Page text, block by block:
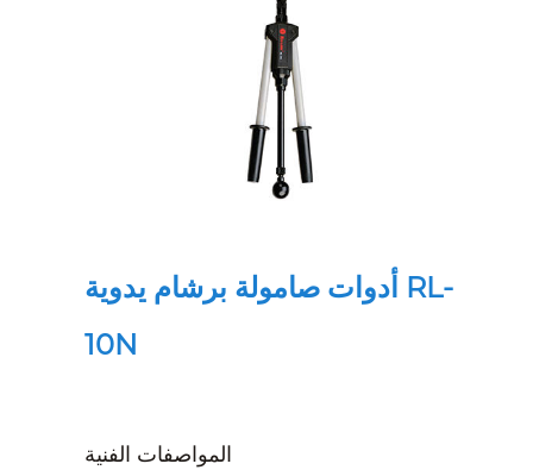
أدوات صامولة برشام يدوية RL-
10N
المواصفات الفنية